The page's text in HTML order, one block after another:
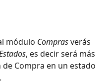
módulo Compras verás
, es decir será más
Compra en un estado
.